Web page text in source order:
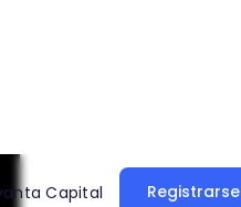
Capital Registrarse